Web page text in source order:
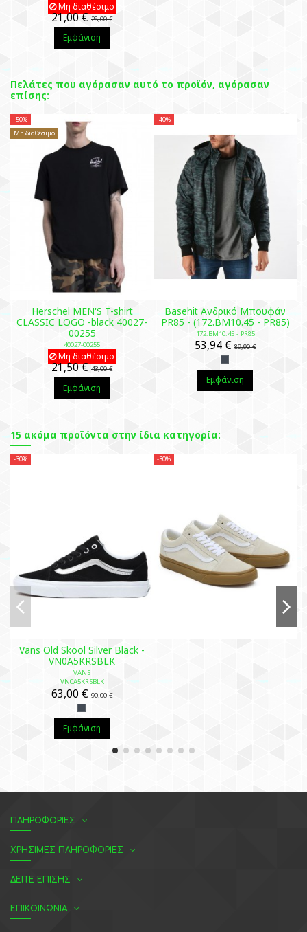
Μη διαθέσιμο
21,00 €28,00 €
Εμφάνιση
Πελάτες που αγόρασαν αυτό το προϊόν, αγόρασαν
επίσης:
-50%
Μη διαθέσιμο
Herschel MEN'S T-shirt
CLASSIC LOGO -black 40027-
00255
40027-00255
Μη διαθέσιμο
21,50 €43,00 €
Εμφάνιση
-40%
Basehit Ανδρικό Μπουφάν
PR85 - (172.BM10.45 - PR85)
172.BM10.45 - PR85
53,94 € 89,90 €
Εμφάνιση
15 ακόμα προϊόντα στην ίδια κατηγορία:
-30%
Vans Old Skool Silver Black -
VN0A5KRSBLK
VANS
VN0A5KRSBLK
63,00 € 90,00 €
Εμφάνιση
-30%
ΠΛΗΡΟΦΟΡΙΕΣ
ΧΡΗΣΙΜΕΣ ΠΛΗΡΟΦΟΡΙΕΣ
ΔΕΙΤΕ ΕΠΙΣΗΣ
ΕΠΙΚΟΙΝΩΝΙΑ